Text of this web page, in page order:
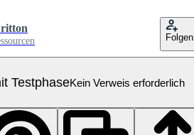
Folgen
TestphaseKein Verweis erforderlich